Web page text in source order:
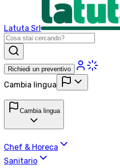
Latuta Srl
Richiedi un preventivo
Cambia lingua
Cambia lingua
Chef & Horeca
Sanitario